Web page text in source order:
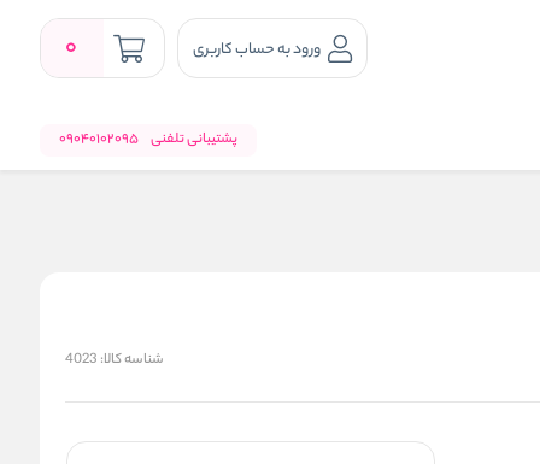
ورود به حساب کاربری 0
پشتیبانی تلفنی 09040102095
شناسه کالا: 4023